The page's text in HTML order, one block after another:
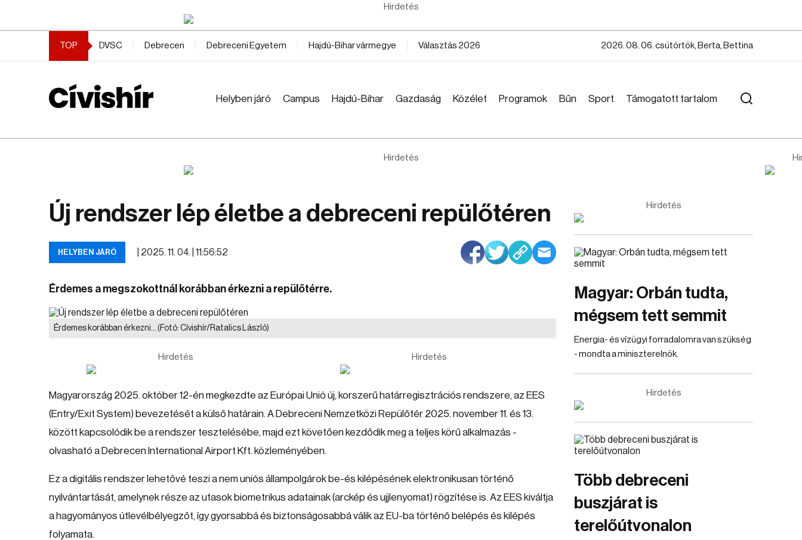
Hirdetés
TOP DVSC Debrecen Debreceni Egyetem Hajdú-Bihar vármegye Választás 2026 2026. 08. 06. csütörtök, Berta, Bettina
Helyben járó Campus Hajdú-Bihar Gazdaság Közélet Programok Bűn Sport Támogatott tartalom
Hirdetés
Új rendszer lép életbe a debreceni repülőtéren
HELYBEN JÁRÓ 2025. 11. 04. | 11:56:52
Érdemes a megszokottnál korábban érkezni a repülőtérre.
Érdemes korábban érkezni... (Fotó: Cívishír/Ratalics László)
Hirdetés Hirdetés
Magyarország 2025. október 12-én megkezdte az Európai Unió új, korszerű határregisztrációs rendszere, az EES
(Entry/Exit System) bevezetését a külső határain. A Debreceni Nemzetközi Repülőtér 2025. november 11. és 13.
között kapcsolódik be a rendszer tesztelésébe, majd ezt követően kezdődik meg a teljes körű alkalmazás -
olvasható a Debrecen International Airport Kft. közleményében.
Ez a digitális rendszer lehetővé teszi a nem uniós állampolgárok be-és kilépésének elektronikusan történő
nyilvántartását, amelynek része az utasok biometrikus adatainak (arckép és ujjlenyomat) rögzítése is. Az EES kiváltja
a hagyományos útlevélbélyegzőt, így gyorsabbá és biztonságosabbá válik az EU-ba történő belépés és kilépés
folyamata.
Hirdetés
Magyar: Orbán tudta,
mégsem tett semmit
Energia- és vízügyi forradalomra van szükség
- mondta a miniszterelnök.
Hirdetés
Több debreceni
buszjárat is
terelőútvonalon